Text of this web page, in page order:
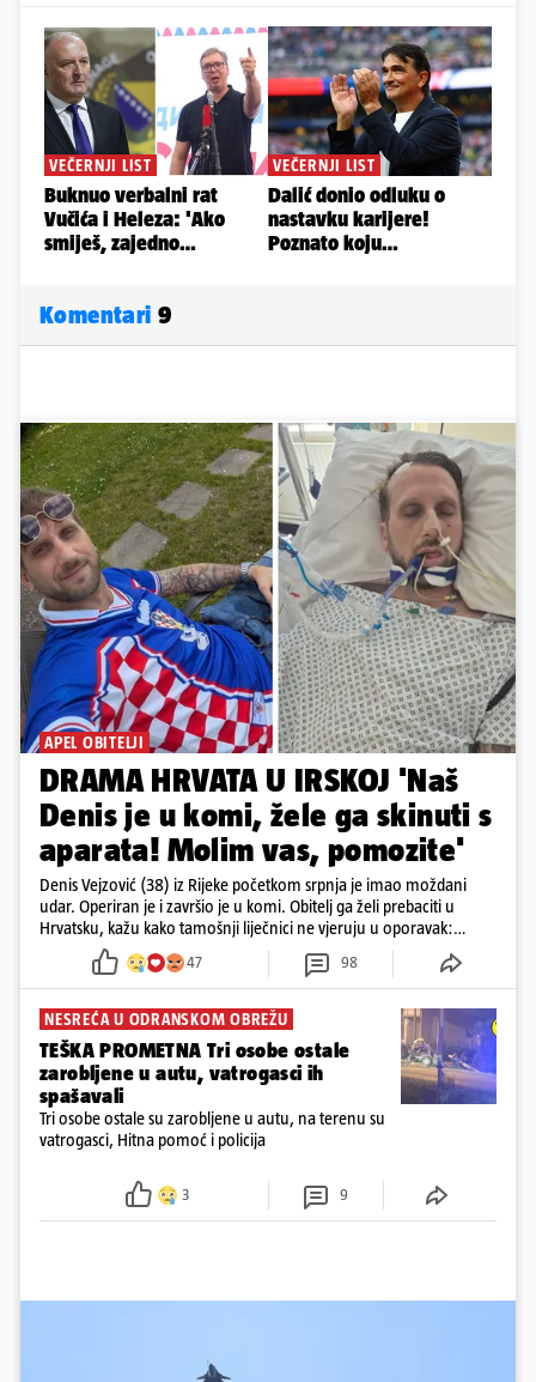
Komentari 9
APEL OBITELJI
DRAMA HRVATA U IRSKOJ 'Naš
Denis je u komi, žele ga skinuti s
aparata! Molim vas, pomozite'
Denis Vejzović (38) iz Rijeke početkom srpnja je imao moždani
udar. Operiran je i završio je u komi. Obitelj ga želi prebaciti u
Hrvatsku, kažu kako tamošnji liječnici ne vjeruju u oporavak:
'Imamo 72 sata'
47 98
NESREĆA U ODRANSKOM OBREŽU
TEŠKA PROMETNA Tri osobe ostale
zarobljene u autu, vatrogasci ih
spašavali
Tri osobe ostale su zarobljene u autu, na terenu su
vatrogasci, Hitna pomoć i policija
3 9